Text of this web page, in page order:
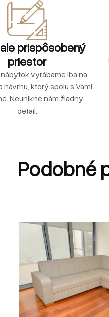
prispôsobený
priestor
vyrábame iba na
návrhu, ktorý spolu s Vami
Neunikne nám žiadny
detail.
Podobné